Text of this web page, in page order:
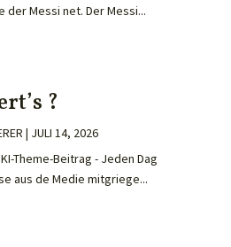
der Messi net. Der Messi...
?
| JULI 14, 2026
Theme-Beitrag - Jeden Dag
aus de Medie mitgriege...